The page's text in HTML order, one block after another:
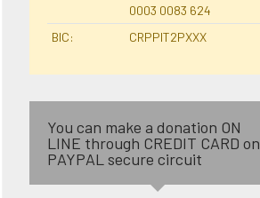
0003 0083 624
BIC:
CRPPIT2PXXX
You can make a donation ON
LINE through CREDIT CARD on
PAYPAL secure circuit